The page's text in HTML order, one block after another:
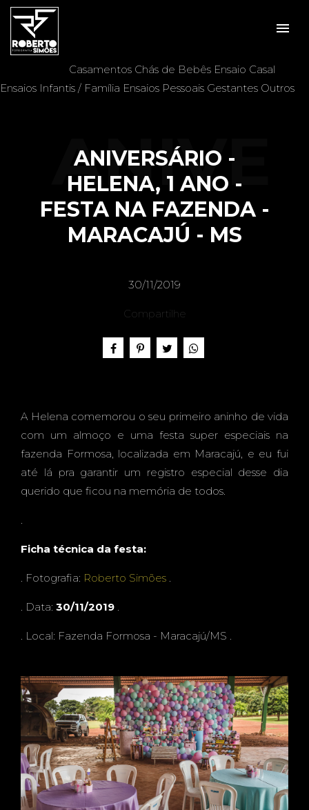
menu
Casamentos Chás de Bebês Ensaio Casal
Ensaios Infantis / Família Ensaios Pessoais Gestantes Outros
ANIVERSÁRIO -
HELENA, 1 ANO -
FESTA NA FAZENDA -
MARACAJÚ - MS
ANIVE
RSÁRI
O -
HELE
NA, 1
ANO -
FESTA
NA
30/11/2019
Compartilhe
A Helena comemorou o seu primeiro aninho de vida
com um almoço e uma festa super especiais na
fazenda Formosa, localizada em Maracajú, e eu fui
até lá pra garantir um registro especial desse dia
querido que ficou na memória de todos.
.
Ficha técnica da festa:
. Fotografia: Roberto Simões .
. Data: 30/11/2019 .
. Local: Fazenda Formosa - Maracajú/MS .